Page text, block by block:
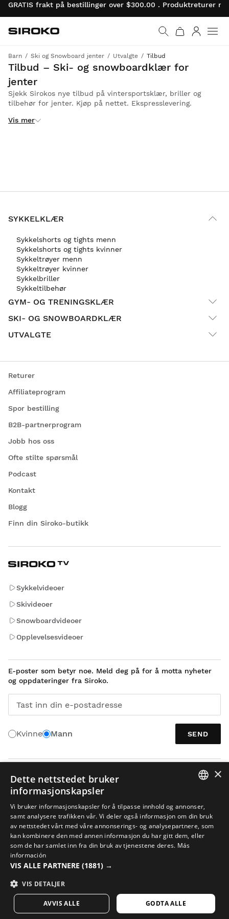
GRATIS frakt på bestillinger over $300.00 . Produktreturer
Gå til startsiden
Siroko.com
Barn Ski og Snowboard jenter Utvalgte Tilbud
Tilbud – Ski- og snowboardklær for
jenter
Få orden på barnas vintersportsantrekk med rabatt på Sirokos klær, briller og tilbehør.
Sjekk Sirokos nye tilbud på vintersportsklær, briller og
tilbehør for jenter. Kjøp på nettet. Ekspresslevering.
Vis mer
SYKKELKLÆR
Sykkelshorts og tights menn
Sykkelshorts og tights kvinner
Sykkeltrøyer menn
Sykkeltrøyer kvinner
Sykkelbriller
Sykkeltilbehør
GYM- OG TRENINGSKLÆR
SKI- OG SNOWBOARDKLÆR
UTVALGTE
Returer
Affiliateprogram
Spor bestilling
B2B-partnerprogram
Jobb hos oss
Ofte stilte spørsmål
Podcast
Kontakt
Blogg
Finn din Siroko-butikk
Sykkelvideoer
Skivideoer
Snowboardvideoer
Opplevelsesvideoer
E-poster som betyr noe. Meld deg på for å motta nyheter
og oppdateringer fra Siroko.
Tast inn din e-postadresse
Kvinne Mann SEND
NORSK
Juridisk meddelelse Cookies Vilkår og Betingelser KI i bilder
Nettstedskart
ENGLISH
GREEK
FRENCH
×
Dette nettstedet bruker
informasjonskapsler
Vi bruker informasjonskapsler for å tilpasse innhold og annonser,
samt analysere trafikken vår. Vi deler også informasjon om din bruk
av nettstedet vårt med våre annonserings- og analysepartnere, som
kan kombinere den med annen informasjon du har gitt dem, eller
som de har samlet inn fra din bruk av tjenestene deres. Más
información
VIS ALLE PARTNERE (1881) →
VIS DETALJER
GODTA ALLE
AVVIS ALLE